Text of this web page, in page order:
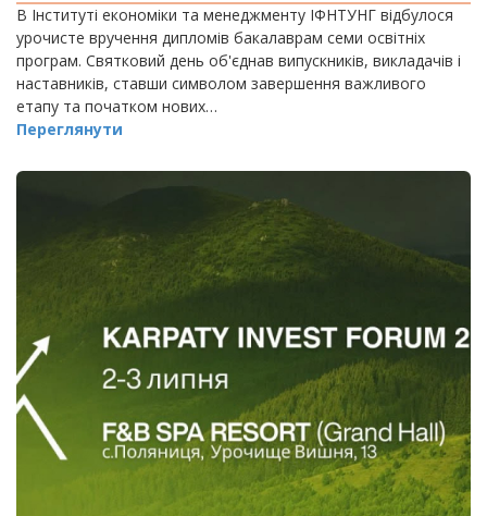
В Інституті економіки та менеджменту ІФНТУНГ відбулося
урочисте вручення дипломів бакалаврам семи освітніх
програм. Святковий день об'єднав випускників, викладачів і
наставників, ставши символом завершення важливого
етапу та початком нових…
Переглянути